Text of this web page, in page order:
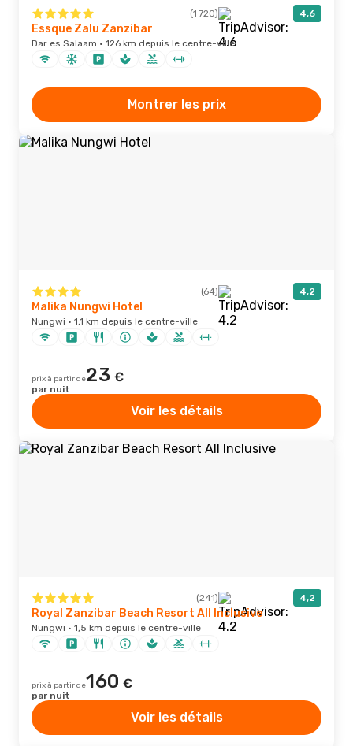
(1 720) 4,6
Essque Zalu Zanzibar
Dar es Salaam · 126 km depuis le centre-ville
Montrer les prix
(64) 4,2
Malika Nungwi Hotel
Nungwi · 1,1 km depuis le centre-ville
prix à partir de23 €
par nuit
Voir les détails
(241) 4,2
Royal Zanzibar Beach Resort All Inclusive
Nungwi · 1,5 km depuis le centre-ville
prix à partir de160 €
par nuit
Voir les détails